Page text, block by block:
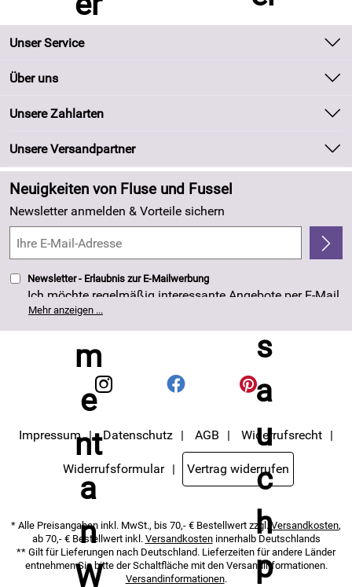
Unser Service
Kontakt
Kundeninformationen
Newsletter
Zahlung und Versand
Kundenlogin
Über uns
Unsere Bestseller
Neu
Angebote
Made in Germany
4,8/5*****
Unsere Zahlarten
Unsere Versandpartner
Neuigkeiten von Fluse und Fussel
Newsletter anmelden & Vorteile sichern
Newsletter - Erlaubnis zur E-Mailwerbung
Ich möchte regelmäßig interessante Angebote per E-Mail
erhalten. Meine E-Mail-Adresse wird nicht an andere
Unternehmen weitergegeben. Die Einwilligung zur
Nutzung meiner E-Mail- Adresse für Werbezwecke kann
Datenschutzerklärung habe ich zur Kenntnis
genommen.
Mehr anzeigen ...
Impressum Datenschutz AGB Widerrufsrecht
Widerrufsformular Vertrag widerrufen
* Alle Preisangaben inkl. MwSt., bis 70,- € Bestellwert zzgl. Versandkosten,
ab 70,- € Bestellwert inkl. Versandkosteninnerhalb Deutschlands
** Gilt für Lieferungen nach Deutschland. Lieferzeiten für andere Länder
entnehmen Sie bitte der Schaltfläche mit den Versandinformationen.
Versandinformationen.